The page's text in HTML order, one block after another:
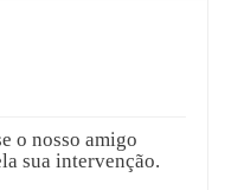
o nosso amigo
sua intervenção.